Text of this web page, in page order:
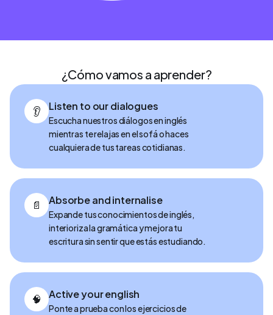
¿Cómo vamos a aprender?
👂 Listen to our dialogues
Escucha nuestros diálogos en inglés
mientras te relajas en el sofá o haces
cualquiera de tus tareas cotidianas.
📄 Absorbe and internalise
Expande tus conocimientos de inglés,
interioriza la gramática y mejora tu
escritura sin sentir que estás estudiando.
🧠 Active your english
Ponte a prueba con los ejercicios de